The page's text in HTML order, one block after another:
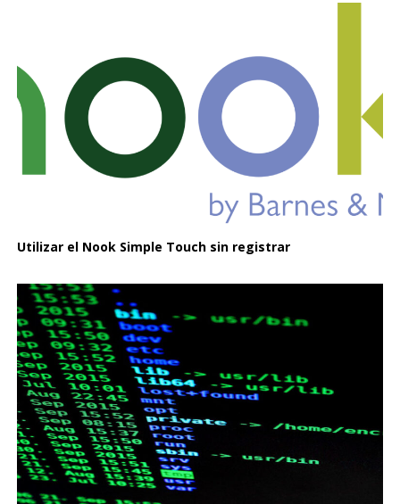
Utilizar el Nook Simple Touch sin registrar